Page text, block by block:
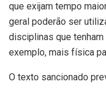
que exijam tempo
geral poderão ser
disciplinas que
exemplo, mais física
O texto sancionado